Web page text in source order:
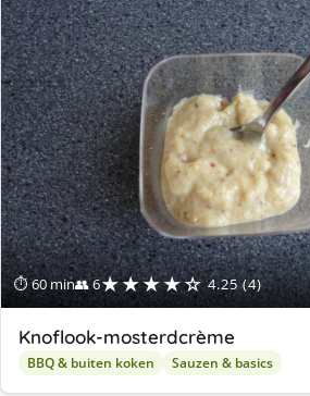
⏱ 60 min👥 6★★★★☆ 4.25 (4)
Knoflook-mosterdcrème
BBQ & buiten koken Sauzen & basics